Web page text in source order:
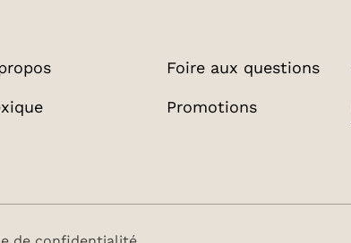
Foire aux questions
Promotions